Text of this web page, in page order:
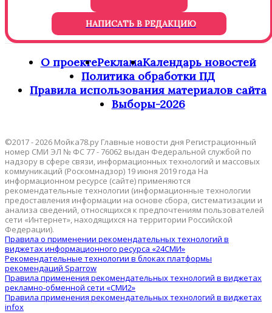
НАПИСАТЬ В РЕДАКЦИЮ
О проектеРекламаКалендарь новостей
Политика обработки ПД
Правила использования материалов сайта
Выборы-2026
©2017 - 2026 Мойка78.ру Главные новости дня Регистрационный
номер СМИ ЭЛ № ФС 77 - 76062 выдан Федеральной службой по
надзору в сфере связи, информационных технологий и массовых
коммуникаций (Роскомнадзор) 19 июня 2019 года На
информационном ресурсе (сайте) применяются
рекомендательные технологии (информационные технологии
предоставления информации на основе сбора, систематизации и
анализа сведений, относящихся к предпочтениям пользователей
сети «Интернет», находящихся на территории Российской
Федерации).
Правила о применении рекомендательных технологий в
виджетах информационного ресурса «24СМИ»
Рекомендательные технологии в блоках платформы
рекомендаций Sparrow
Правила применения рекомендательных технологий в виджетах
рекламно-обменной сети «СМИ2»
Правила применения рекомендательных технологий в виджетах
infox